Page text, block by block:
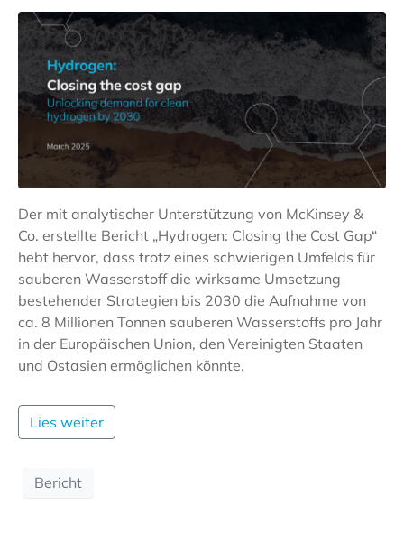
Der mit analytischer Unterstützung von McKinsey &
Co. erstellte Bericht „Hydrogen: Closing the Cost Gap“
hebt hervor, dass trotz eines schwierigen Umfelds für
sauberen Wasserstoff die wirksame Umsetzung
bestehender Strategien bis 2030 die Aufnahme von
ca. 8 Millionen Tonnen sauberen Wasserstoffs pro Jahr
in der Europäischen Union, den Vereinigten Staaten
und Ostasien ermöglichen könnte.
Lies weiter
Bericht